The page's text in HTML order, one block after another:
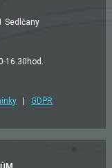
Sedlčany
16.30hod.
GDPR